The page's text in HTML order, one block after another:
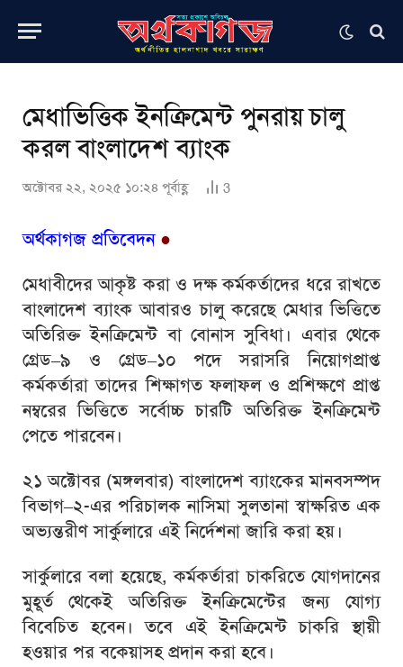
মেধাভিত্তিক ইনক্রিমেন্ট পুনরায় চালু
করল বাংলাদেশ ব্যাংক
অক্টোবর ২২, ২০২৫ ১০:২৪ পূর্বাহ্ণ 3
অর্থকাগজ প্রতিবেদন ●
মেধাবীদের আকৃষ্ট করা ও দক্ষ কর্মকর্তাদের ধরে রাখতে
বাংলাদেশ ব্যাংক আবারও চালু করেছে মেধার ভিত্তিতে
অতিরিক্ত ইনক্রিমেন্ট বা বোনাস সুবিধা। এবার থেকে
গ্রেড–৯ ও গ্রেড–১০ পদে সরাসরি নিয়োগপ্রাপ্ত
কর্মকর্তারা তাদের শিক্ষাগত ফলাফল ও প্রশিক্ষণে প্রাপ্ত
নম্বরের ভিত্তিতে সর্বোচ্চ চারটি অতিরিক্ত ইনক্রিমেন্ট
পেতে পারবেন।
২১ অক্টোবর (মঙ্গলবার) বাংলাদেশ ব্যাংকের মানবসম্পদ
বিভাগ–২-এর পরিচালক নাসিমা সুলতানা স্বাক্ষরিত এক
অভ্যন্তরীণ সার্কুলারে এই নির্দেশনা জারি করা হয়।
সার্কুলারে বলা হয়েছে, কর্মকর্তারা চাকরিতে যোগদানের
মুহূর্ত থেকেই অতিরিক্ত ইনক্রিমেন্টের জন্য যোগ্য
বিবেচিত হবেন। তবে এই ইনক্রিমেন্ট চাকরি স্থায়ী
হওয়ার পর বকেয়াসহ প্রদান করা হবে।